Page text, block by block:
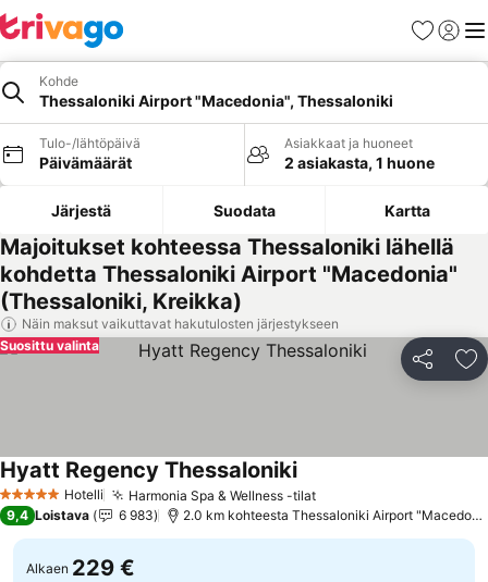
Suosikit
Kohde
Thessaloniki Airport "Macedonia", Thessaloniki
Tulo-/lähtöpäivä
Päivämäärät
Asiakkaat ja huoneet
2 asiakasta, 1 huone
Järjestä Suodata Kartta
Majoitukset kohteessa Thessaloniki lähellä
kohdetta Thessaloniki Airport "Macedonia"
(Thessaloniki, Kreikka)
Näin maksut vaikuttavat hakutulosten järjestykseen
Jaa
Suosittu valinta
5 Tähtiluokitus
Hotelli Harmonia Spa & Wellness -tilatKatso hinnat
Hyatt Regency ThessalonikiKatso hinnat
9,4 Loistava 6 983 2.0 km kohteesta Thessaloniki Airport
Alkaen 229 €